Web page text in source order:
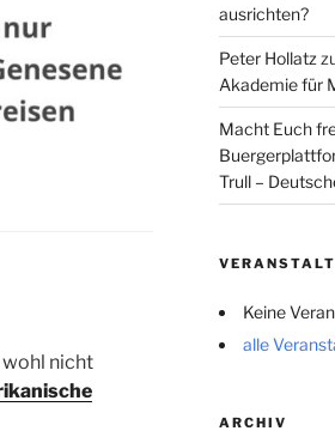
wohl nicht
ausrichten?
Peter Hollatz
Akademie für
Macht Euch
Trull –
Keine
alle
ARCHIV